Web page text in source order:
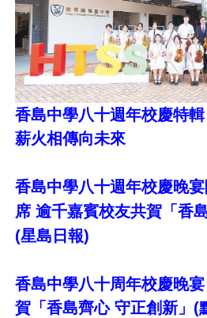
香島中學八十週年校慶特
薪火相傳向未來
香島中學八十週年校慶晚
席 逾千嘉賓校友共賀「香
(星島日報)
香島中學八十周年校慶晚
賀「香島齊心 守正創新」(